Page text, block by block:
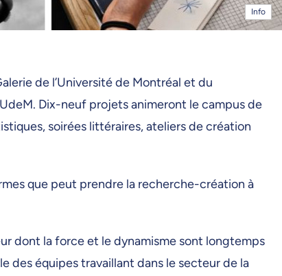
Info
de l’Université de Montréal et du
Dix-neuf projets animeront le campus de
soirées littéraires, ateliers de création
que peut prendre la recherche-création à
dont la force et le dynamisme sont longtemps
des équipes travaillant dans le secteur de la